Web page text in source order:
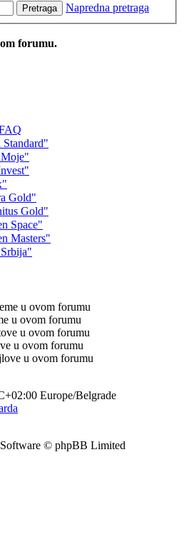
Pretraga
Napredna pretraga
forumu.
Gold"
Gold"
Space"
Masters"
u ovom forumu
u ovom forumu
u ovom forumu
u ovom forumu
u ovom forumu
Europe/Belgrade
© phpBB Limited